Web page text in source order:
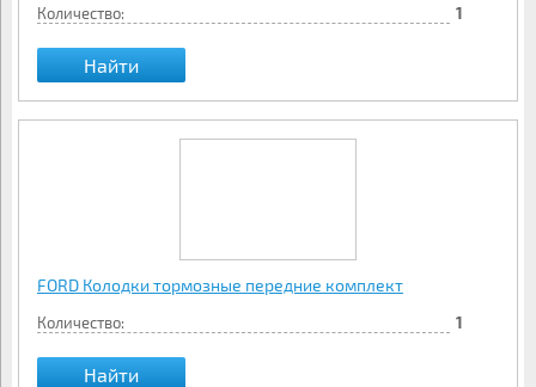
Количество: 1
Найти
FORD Колодки тормозные передние комплект
Количество: 1
Найти